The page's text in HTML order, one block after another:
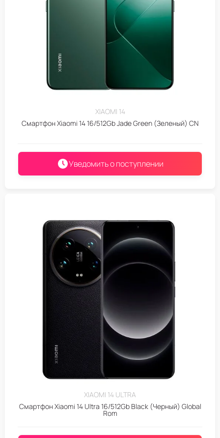
XIAOMI 14
Смартфон Xiaomi 14 16/512Gb Jade Green (Зеленый) CN
Уведомить о поступлении
XIAOMI 14 ULTRA
Смартфон Xiaomi 14 Ultra 16/512Gb Black (Черный) Global
Rom